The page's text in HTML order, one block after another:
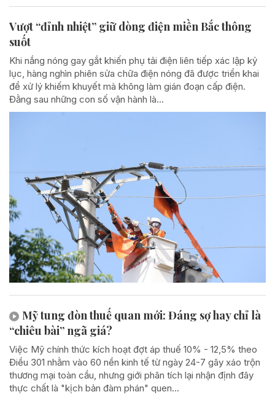
Vượt “đỉnh nhiệt” giữ dòng điện miền Bắc thông
suốt
Khi nắng nóng gay gắt khiến phụ tải điện liên tiếp xác lập kỷ
lục, hàng nghìn phiên sửa chữa điện nóng đã được triển khai
để xử lý khiếm khuyết mà không làm gián đoạn cấp điện.
Đằng sau những con số vận hành là...
Mỹ tung đòn thuế quan mới: Đáng sợ hay chỉ là
“chiêu bài” ngã giá?
Việc Mỹ chính thức kích hoạt đợt áp thuế 10% - 12,5% theo
Điều 301 nhằm vào 60 nền kinh tế từ ngày 24-7 gây xáo trộn
thương mại toàn cầu, nhưng giới phân tích lại nhận định đây
thực chất là "kịch bản đàm phán" quen...